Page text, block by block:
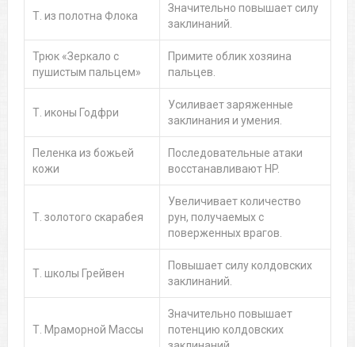
Т. из полотна Флока
Значительно повышает силу
заклинаний.
Трюк «Зеркало с
пушистым пальцем»
Примите облик хозяина
пальцев.
Т. иконы Годфри
Усиливает заряженные
заклинания и умения.
Пеленка из божьей
кожи
Последовательные атаки
восстанавливают HP.
Т. золотого скарабея
Увеличивает количество
рун, получаемых с
поверженных врагов.
Т. школы Грейвен
Повышает силу колдовских
заклинаний.
Т. Мраморной Массы
Значительно повышает
потенцию колдовских